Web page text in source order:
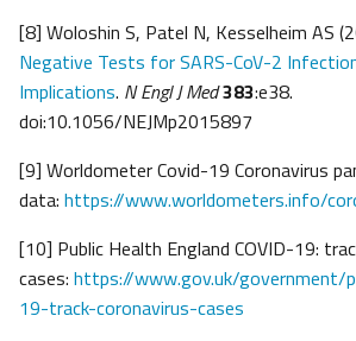
[8] Woloshin S, Patel N, Kesselheim AS
Negative Tests for SARS-CoV-2
Implications. N Engl J Med383:e38.
doi:10.1056/NEJMp2015897
[9] Worldometer Covid-19 Coronavirus
data: https://www.worldometers.info/
[10] Public Health England COVID-19:
cases: https://www.gov.uk/government/
19-track-coronavirus-cases